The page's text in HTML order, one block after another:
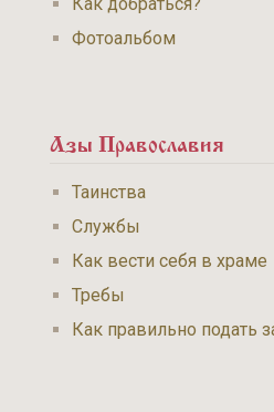
Фотоальбом
Азы Православия
Таинства
Службы
Как вести себя в храме
Требы
Как правильно подать